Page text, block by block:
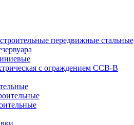
передвижные стальные
с ограждением ССВ-В